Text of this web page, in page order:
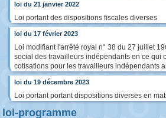
loi du 21 janvier 2022
Loi portant des dispositions fiscales diverses
loi du 17 février 2023
Loi modifiant l'arrêté royal n° 38 du 27 juillet
social des travailleurs indépendants en ce qui
cotisations pour les travailleurs indépendants
loi du 19 décembre 2023
Loi portant portant dispositions diverses en
loi-programme